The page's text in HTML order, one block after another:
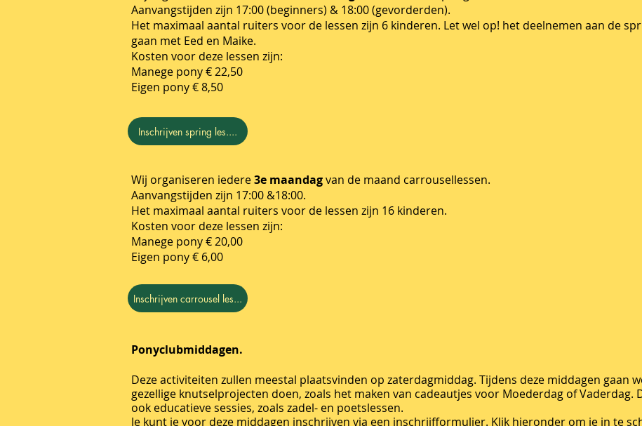
Aanvangstijden zijn 17:00 (beginners) & 18:00 (gevorderden).
Het maximaal aantal ruiters voor de lessen zijn 6 kinderen. Let wel op! het deelnemen aan de
gaan met Eed en Maike.
Kosten voor deze lessen zijn:
Manege pony € 22,50
Eigen pony € 8,50
Wij organiseren iedere3e maandagvan de maand carrousellessen.
Aanvangstijden zijn 17:00 &18:00.
Het maximaal aantal ruiters voor de lessen zijn 16 kinderen.
Kosten voor deze lessen zijn:
Manege pony € 20,00
Eigen pony € 6,00
Ponyclubmiddagen.
Deze activiteiten zullen meestal plaatsvinden op zaterdagmiddag. Tijdens deze middagen gaan
gezellige knutselprojecten doen, zoals het maken van cadeautjes voor Moederdag of Vaderdag.
ook educatieve sessies, zoals zadel- en poetslessen.
Je kunt je voor deze middagen inschrijven via een inschrijfformulier. Klik hieronder om je in te
Inschrijven carrousel les...
Inschrijven spring les....